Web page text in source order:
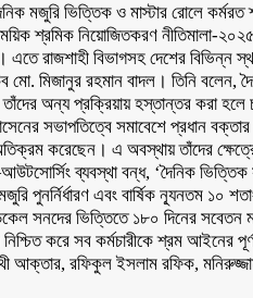
মজুরি ভিত্তিক ও মাস্টার রোলে
শ্রমিক নিয়োজিতকরণ নীতিমালা-
রাজশাহী বিভাগসহ দেশের বিভিন্ন
মো. মিজানুর রহমান বাদল। তিনি বলেন,
অন্য প্রক্রিয়ায় হস্তান্তর করা
সভাপতিত্বে সমাবেশে প্রধান
করেছেন। এ অবস্থায় তাঁদের
ব্যবস্থা বন্ধ, ‘দৈনিক ভিত্তিক
পুনর্নির্ধারণ এবং বার্ষিক ন্যূনতম
সনদের ভিত্তিতে ১৮০ দিনের
নিশ্চিত করে সব কর্মচারীকে শ্রম
আক্তার, রফিকুল ইসলাম রফিক,